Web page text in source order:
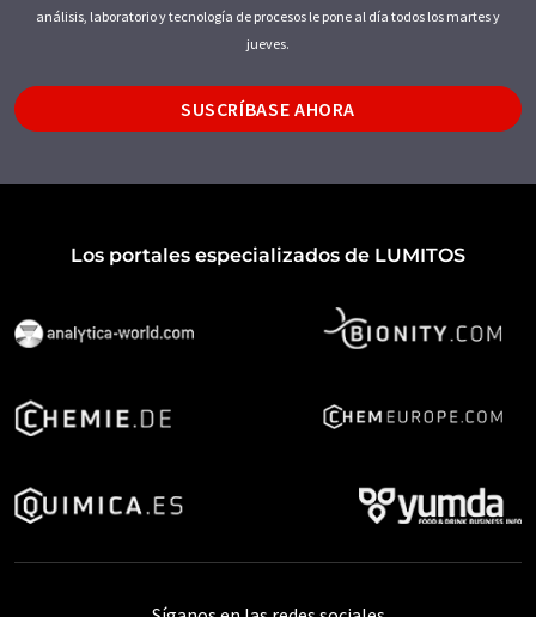
análisis, laboratorio y tecnología de procesos le pone al día todos los martes y
jueves.
SUSCRÍBASE AHORA
Los portales especializados de LUMITOS